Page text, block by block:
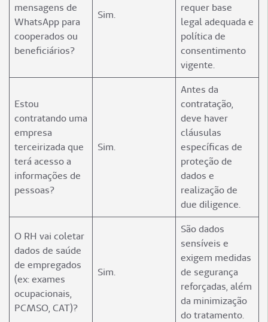
mensagens de
WhatsApp para
cooperados ou
beneficiários?
Sim.
requer base
legal adequada e
política de
consentimento
vigente.
Estou
contratando uma
empresa
terceirizada que
terá acesso a
informações de
pessoas?
Sim.
Antes da
contratação,
deve haver
cláusulas
específicas de
proteção de
dados e
realização de
due diligence.
O RH vai coletar
dados de saúde
de empregados
(ex: exames
ocupacionais,
PCMSO, CAT)?
Sim.
São dados
sensíveis e
exigem medidas
de segurança
reforçadas, além
da minimização
do tratamento.